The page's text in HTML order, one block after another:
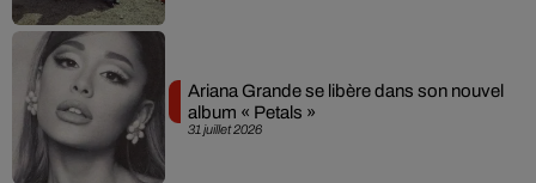
31 juillet 2026
Ariana Grande se libère dans son nouvel
album « Petals »